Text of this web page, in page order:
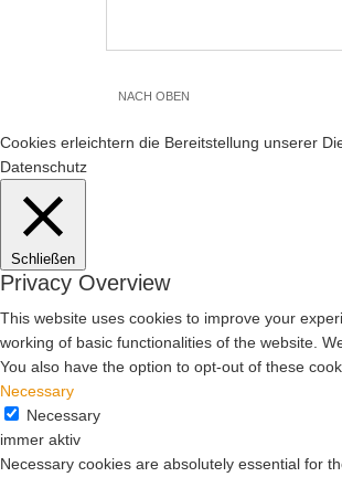
NACH OBEN
Cookies erleichtern die Bereitstellung unserer
Datenschutz
Schließen
Privacy Overview
This website uses cookies to improve your
working of basic functionalities of the website.
You also have the option to opt-out of these
Necessary
Necessary
immer aktiv
Necessary cookies are absolutely essential for